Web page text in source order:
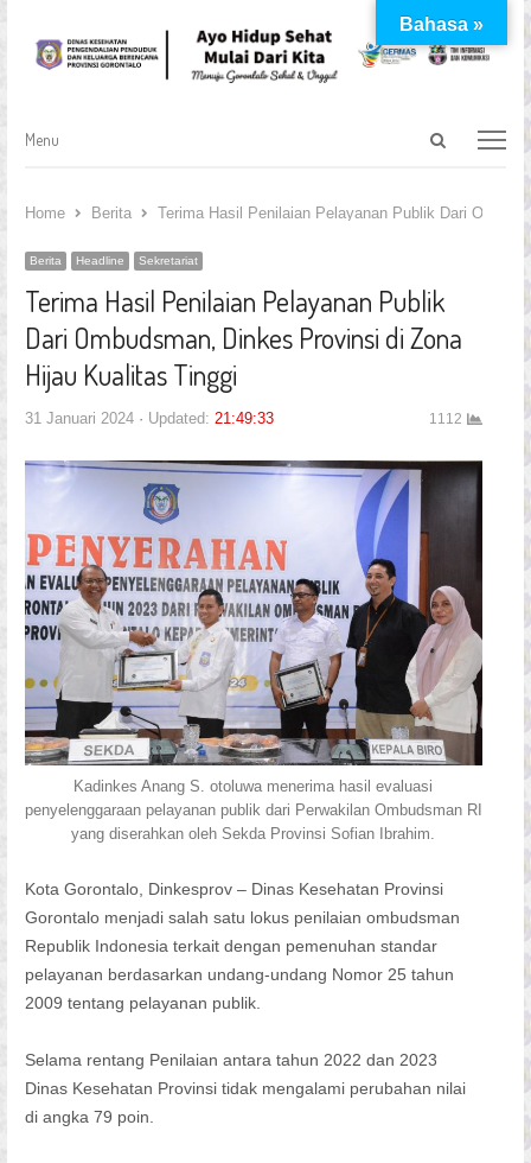
Open
Menu
Menu
Home Berita Terima Hasil Penilaian Pelayanan Publik Dari
Berita Headline Sekretariat
Terima Hasil Penilaian Pelayanan Publik
Dari Ombudsman, Dinkes Provinsi di Zona
Hijau Kualitas Tinggi
31 Januari 2024 Updated: 21:49:33 1112
Kadinkes Anang S. otoluwa menerima hasil evaluasi
penyelenggaraan pelayanan publik dari Perwakilan Ombudsman RI
yang diserahkan oleh Sekda Provinsi Sofian Ibrahim.
Kota Gorontalo, Dinkesprov – Dinas Kesehatan Provinsi
Gorontalo menjadi salah satu lokus penilaian ombudsman
Republik Indonesia terkait dengan pemenuhan standar
pelayanan berdasarkan undang-undang Nomor 25 tahun
2009 tentang pelayanan publik.
Selama rentang Penilaian antara tahun 2022 dan 2023
Dinas Kesehatan Provinsi tidak mengalami perubahan nilai
di angka 79 poin.
Bahasa »